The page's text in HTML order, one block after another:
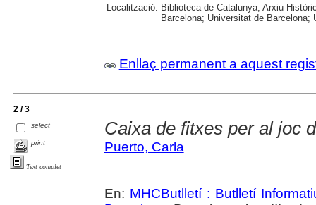
Localització: Biblioteca de Catalunya; Arxiu
Barcelona; Universitat de Barcelona;
Enllaç permanent a aquest
2 / 3
select
print
Text complet
Caixa de fitxes per al joc
Puerto, Carla
En: MHCButlletí : Butlletí